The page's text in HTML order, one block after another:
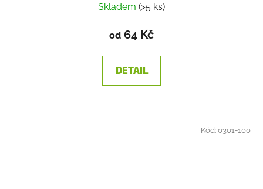
Skladem (>5 ks)
od 64 Kč
DETAIL
Kód:0301-100